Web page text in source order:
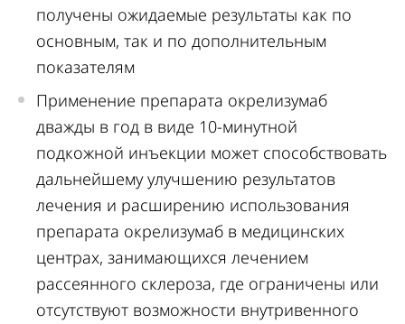
получены ожидаемые результаты как по
основным, так и по дополнительным
показателям
Применение препарата окрелизумаб
дважды в год в виде 10-минутной
подкожной инъекции может способствовать
дальнейшему улучшению результатов
лечения и расширению использования
препарата окрелизумаб в медицинских
центрах, занимающихся лечением
рассеянного склероза, где ограничены или
отсутствуют возможности внутривенного